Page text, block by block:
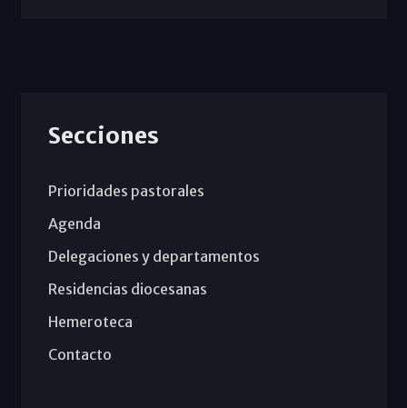
Secciones
Prioridades pastorales
Agenda
Delegaciones y departamentos
Residencias diocesanas
Hemeroteca
Contacto